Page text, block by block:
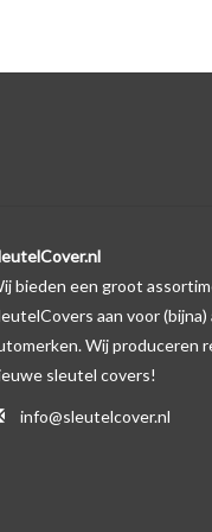
of er een logo zichtbaar
bieden een groot
aan voor (bijna)
Wij produceren
sleutel covers!
info@sleutelcover.nl